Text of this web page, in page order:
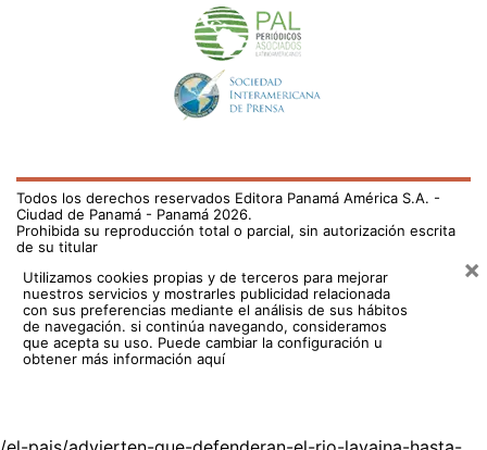
Todos los derechos reservados Editora Panamá América S.A. -
Ciudad de Panamá - Panamá 2026.
Prohibida su reproducción total o parcial, sin autorización escrita
de su titular
Utilizamos cookies propias y de terceros para mejorar
nuestros servicios y mostrarles publicidad relacionada
con sus preferencias mediante el análisis de sus hábitos
de navegación. si continúa navegando, consideramos
que acepta su uso. Puede cambiar la configuración u
obtener más información aquí
×